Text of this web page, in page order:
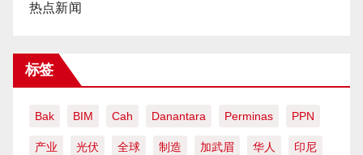
热点新闻
标签
Bak BIM Cah Danantara Perminas PPN
产业 光伏 全球 制造 加武眉 华人 印尼